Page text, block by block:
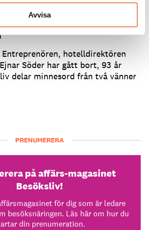
Avvisa
vän och
Entreprenören, hotelldirektören
Söder har gått bort, 93 år
delar minnesord från två vänner
PRENUMERERA
på affärs-magasinet
Besöksliv!
för dig som är ledare
besöksnäringen. Läs här om hur du
din prenumeration.